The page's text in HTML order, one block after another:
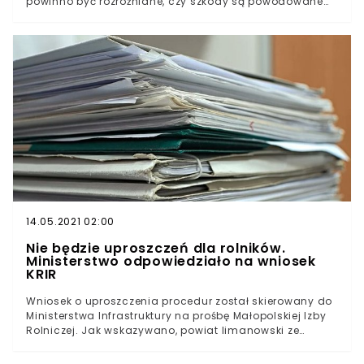
gospodarką" zostało skierowane przez Krajową Radę Izb
Kurtyki.
liczebności zwierzyny łownej, która wychodzi na pola,
powodując straty w uprawach i płodach rolnych.
Ponadto, coraz większy problem stanowi również dzikie
ptactwo - pokreśla KRIR, informując, że problem ten jest
szczególnie dotkliwy na wiosnę. Zapraszamy do
obejrzenia naszego materiału wideo:
14.05.2021 02:00
Nie będzie uproszczeń dla rolników.
Ministerstwo odpowiedziało na wniosek
KRIR
Wniosek o uproszczenia procedur został skierowany do
Ministerstwa Infrastruktury na prośbę Małopolskiej Izby
Rolniczej. Jak wskazywano, powiat limanowski ze